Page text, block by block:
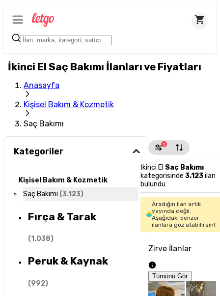
İkinci El Saç Bakımı İlanları ve Fiyatları
Anasayfa
Kişisel Bakım & Kozmetik
Saç Bakımı
Kategoriler
Kişisel Bakım & Kozmetik
Saç Bakımı (3.123)
Fırça & Tarak
(1.038)
Peruk & Kaynak
(992)
1
İkinci El Saç Bakımı
kategorisinde 3.123ilan
bulundu
Aradığın ilan artık
yayında değil.
Aşağıdaki benzer
ilanlara göz atabilirsin!
Zirve İlanlar
Tümünü Gör